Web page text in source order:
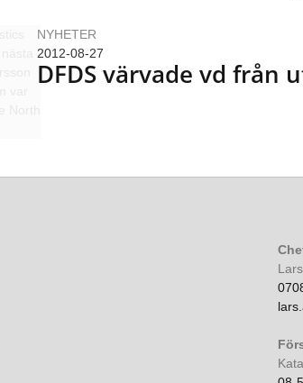
NYHETER
2012-08-27
DFDS värvade vd från